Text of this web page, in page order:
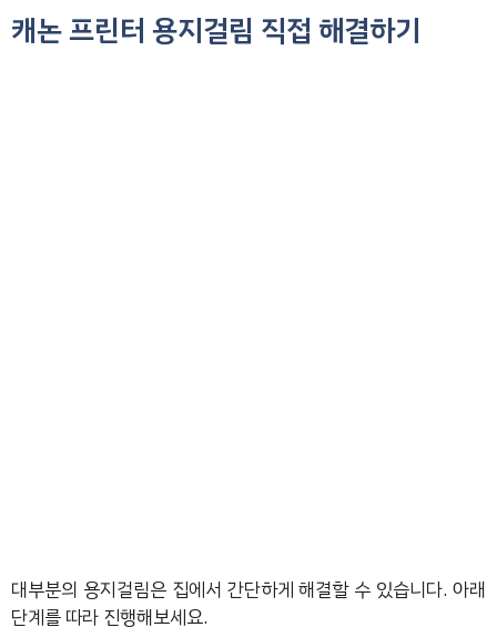
캐논 프린터 용지걸림 직접 해결하기
대부분의 용지걸림은 집에서 간단하게 해결할 수 있습니다. 아래
단계를 따라 진행해보세요.